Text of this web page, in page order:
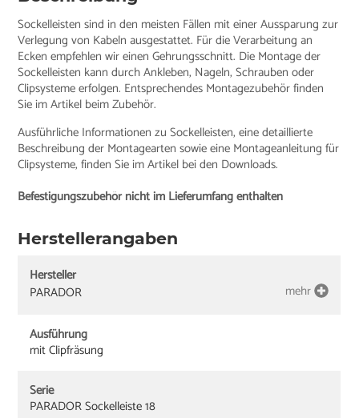
Sockelleisten sind in den meisten Fällen mit einer Aussparung zur
Verlegung von Kabeln ausgestattet. Für die Verarbeitung an
Ecken empfehlen wir einen Gehrungsschnitt. Die Montage der
Sockelleisten kann durch Ankleben, Nageln, Schrauben oder
Clipsysteme erfolgen. Entsprechendes Montagezubehör finden
Sie im Artikel beim Zubehör.
Ausführliche Informationen zu Sockelleisten, eine detaillierte
Beschreibung der Montagearten sowie eine Montageanleitung für
Clipsysteme, finden Sie im Artikel bei den Downloads.
Befestigungszubehör nicht im Lieferumfang enthalten
Herstellerangaben
Hersteller
PARADOR
mehr
Ausführung
mit Clipfräsung
Serie
PARADOR Sockelleiste 18